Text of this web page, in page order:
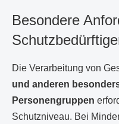
Besondere
Die Verarbeitung von
und anderen
Personengruppen
Schutzniveau. Bei